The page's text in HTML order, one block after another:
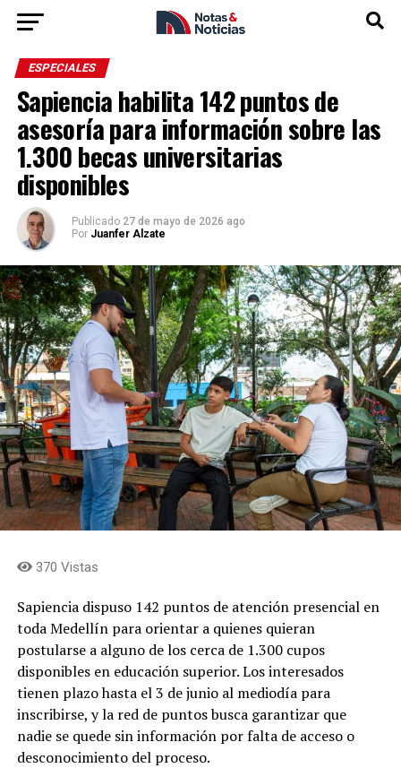
ESPECIALES
Sapiencia habilita 142 puntos de
asesoría para información sobre las
1.300 becas universitarias
disponibles
Publicado 27 de mayo de 2026 ago
Por Juanfer Alzate
370 Vistas
Sapiencia dispuso 142 puntos de atención presencial en
toda Medellín para orientar a quienes quieran
postularse a alguno de los cerca de 1.300 cupos
disponibles en educación superior. Los interesados
tienen plazo hasta el 3 de junio al mediodía para
inscribirse, y la red de puntos busca garantizar que
nadie se quede sin información por falta de acceso o
desconocimiento del proceso.